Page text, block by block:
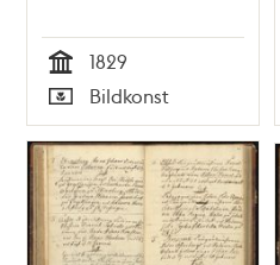
Tid
1829
Typ
Bildkonst